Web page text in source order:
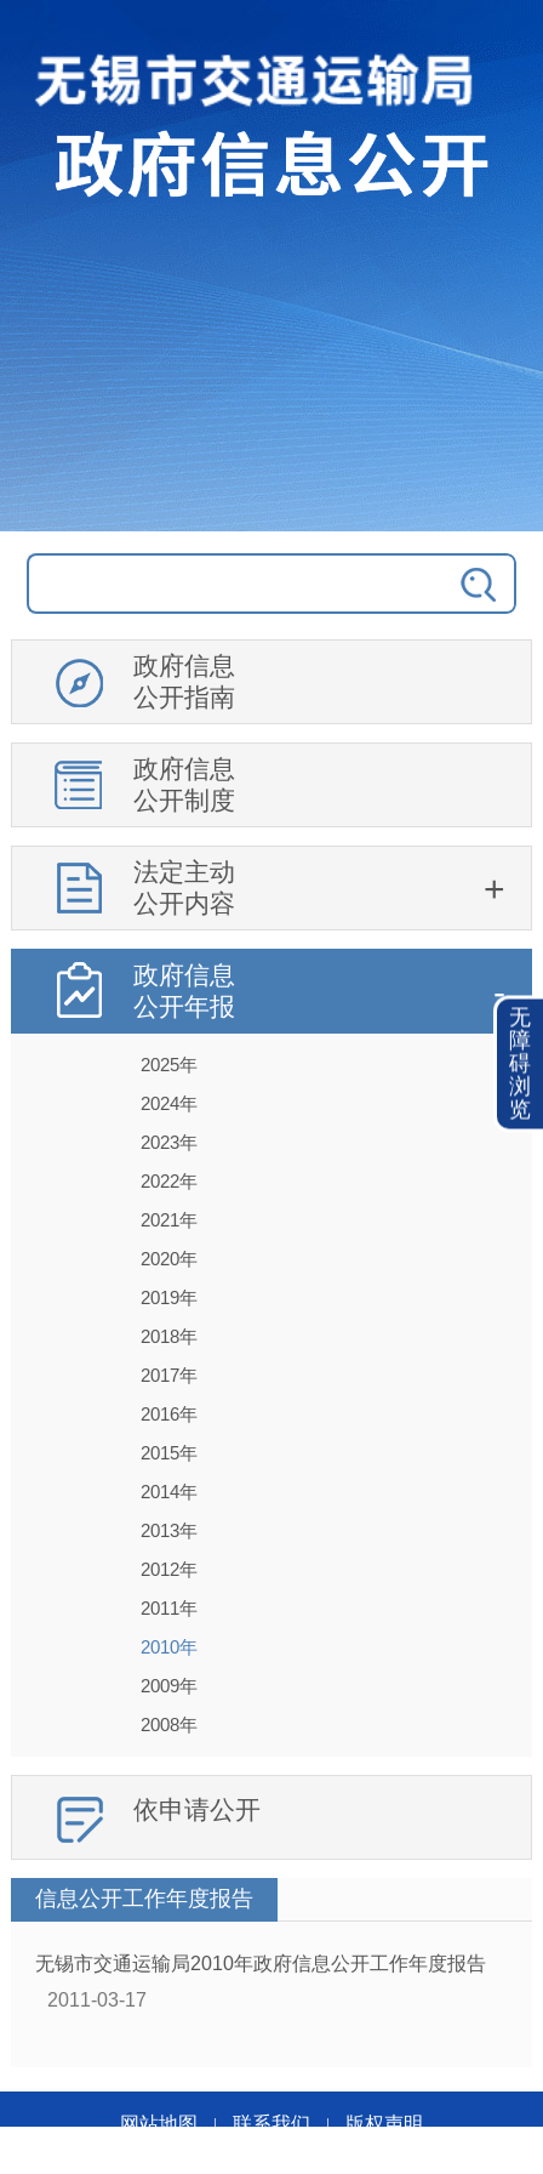
政府信息
公开指南
政府信息
公开制度
法定主动
公开内容
政府信息
公开年报
2025年
2024年
2023年
2022年
2021年
2020年
2019年
2018年
2017年
2016年
2015年
2014年
2013年
2012年
2011年
2010年
2009年
2008年
依申请公开
信息公开工作年度报告
无锡市交通运输局2010年政府信息公开工作年度报告
2011-03-17
网站地图 | 联系我们 | 版权声明
无
障
碍
浏
览